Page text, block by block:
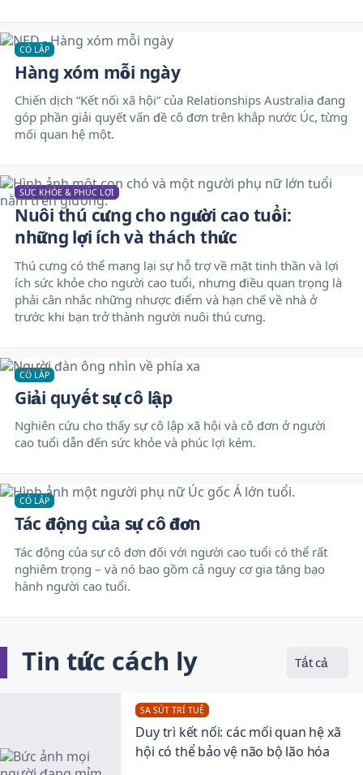
CÔ LẬP
Hàng xóm mỗi ngày
Chiến dịch “Kết nối xã hội” của Relationships Australia đang
góp phần giải quyết vấn đề cô đơn trên khắp nước Úc, từng
mối quan hệ một.
SỨC KHỎE & PHÚC LỢI
Nuôi thú cưng cho người cao tuổi:
những lợi ích và thách thức
Thú cưng có thể mang lại sự hỗ trợ về mặt tinh thần và lợi
ích sức khỏe cho người cao tuổi, nhưng điều quan trọng là
phải cân nhắc những nhược điểm và hạn chế về nhà ở
trước khi bạn trở thành người nuôi thú cưng.
CÔ LẬP
Giải quyết sự cô lập
Nghiên cứu cho thấy sự cô lập xã hội và cô đơn ở người
cao tuổi dẫn đến sức khỏe và phúc lợi kém.
CÔ LẬP
Tác động của sự cô đơn
Tác động của sự cô đơn đối với người cao tuổi có thể rất
nghiêm trọng – và nó bao gồm cả nguy cơ gia tăng bạo
hành người cao tuổi.
Tin tức cách ly Tất cả
SA SÚT TRÍ TUỆ
Duy trì kết nối: các mối quan hệ xã
hội có thể bảo vệ não bộ lão hóa